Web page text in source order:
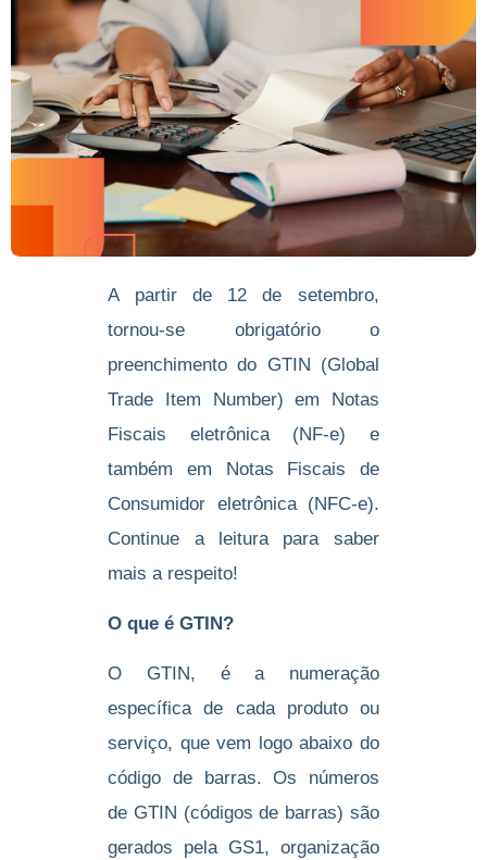
A partir de 12 de setembro,
tornou-se obrigatório o
preenchimento do GTIN (Global
Trade Item Number) em Notas
Fiscais eletrônica (NF-e) e
também em Notas Fiscais de
Consumidor eletrônica (NFC-e).
Continue a leitura para saber
mais a respeito!
O que é GTIN?
O GTIN, é a numeração
específica de cada produto ou
serviço, que vem logo abaixo do
código de barras. Os números
de GTIN (códigos de barras) são
gerados pela GS1, organização